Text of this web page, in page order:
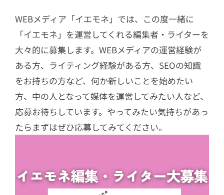
WEBメディア「イエモネ」では、この度一緒に
「イエモネ」を運営してくれる編集者・ライターを
大々的に募集します。WEBメディアの運営経験が
ある方、ライティング経験がある方、SEOの知識
をお持ちの方など、何か新しいことを始めたい
方、中の人となって媒体を運営してみたい人など、
応募お待ちしています。やってみたい気持ちがあっ
たらまずはぜひ応募してみてください。